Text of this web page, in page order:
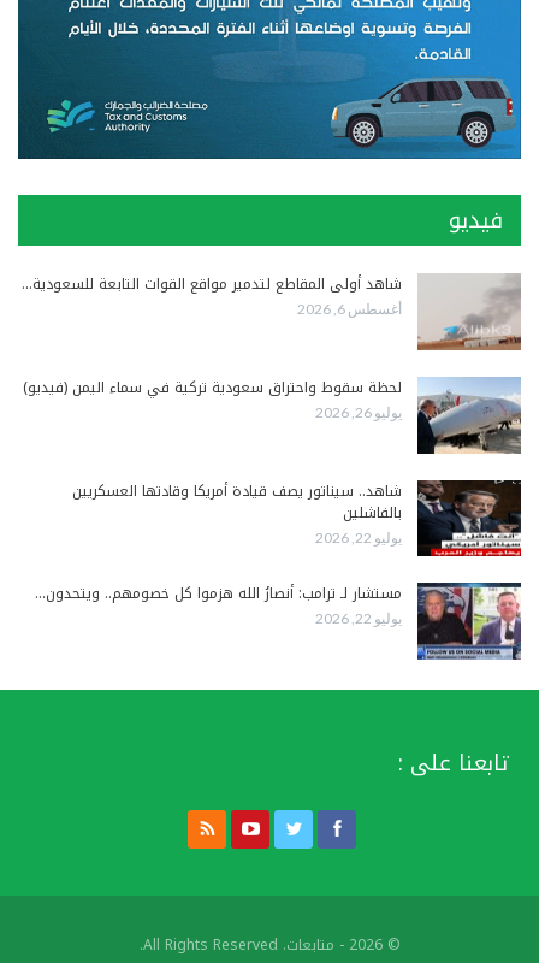
فيديو
شاهد أولى المقاطع لتدمير مواقع القوات التابعة للسعودية…
أغسطس 6, 2026
لحظة سقوط واحتراق سعودية تركية في سماء اليمن (فيديو)
يوليو 26, 2026
شاهد.. سيناتور يصف قيادة أمريكا وقادتها العسكريين
بالفاشلين
يوليو 22, 2026
مستشار لـ ترامب: أنصارُ الله هزموا كل خصومهم.. ويتحدون…
يوليو 22, 2026
تابعنا على :
© 2026 - متابعات. All Rights Reserved.